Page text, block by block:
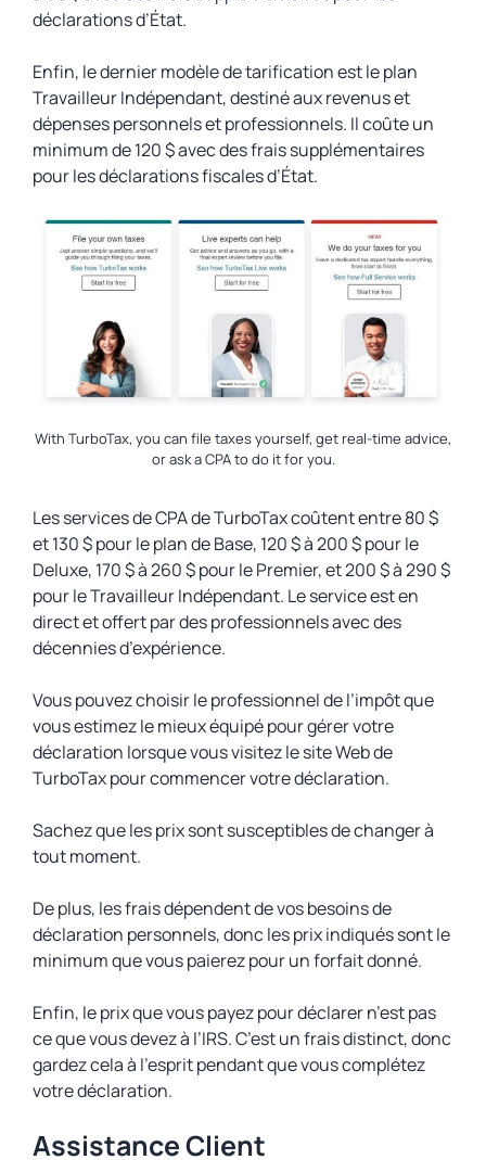
déclarations d’État.
Enfin, le dernier modèle de tarification est le plan
Travailleur Indépendant, destiné aux revenus et
dépenses personnels et professionnels. Il coûte un
minimum de 120 $ avec des frais supplémentaires
pour les déclarations fiscales d’État.
With TurboTax, you can file taxes yourself, get real-time advice,
or ask a CPA to do it for you.
Les services de CPA de TurboTax coûtent entre 80 $
et 130 $ pour le plan de Base, 120 $ à 200 $ pour le
Deluxe, 170 $ à 260 $ pour le Premier, et 200 $ à 290 $
pour le Travailleur Indépendant. Le service est en
direct et offert par des professionnels avec des
décennies d’expérience.
Vous pouvez choisir le professionnel de l’impôt que
vous estimez le mieux équipé pour gérer votre
déclaration lorsque vous visitez le site Web de
TurboTax pour commencer votre déclaration.
Sachez que les prix sont susceptibles de changer à
tout moment.
De plus, les frais dépendent de vos besoins de
déclaration personnels, donc les prix indiqués sont le
minimum que vous paierez pour un forfait donné.
Enfin, le prix que vous payez pour déclarer n’est pas
ce que vous devez à l’IRS. C’est un frais distinct, donc
gardez cela à l’esprit pendant que vous complétez
votre déclaration.
Assistance Client